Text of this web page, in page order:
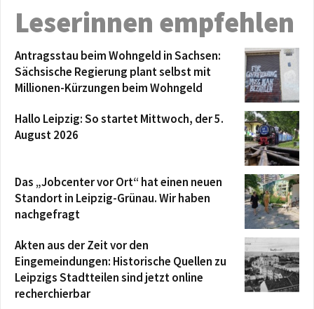
Leserinnen empfehlen
Antragsstau beim Wohngeld in Sachsen:
Sächsische Regierung plant selbst mit
Millionen-Kürzungen beim Wohngeld
Hallo Leipzig: So startet Mittwoch, der 5.
August 2026
Das „Jobcenter vor Ort“ hat einen neuen
Standort in Leipzig-Grünau. Wir haben
nachgefragt
Akten aus der Zeit vor den
Eingemeindungen: Historische Quellen zu
Leipzigs Stadtteilen sind jetzt online
recherchierbar